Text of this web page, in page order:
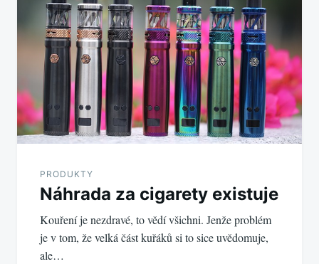
příspěvek
PRODUKTY
Náhrada za cigarety existuje
Kouření je nezdravé, to vědí všichni. Jenže problém
je v tom, že velká část kuřáků si to sice uvědomuje,
ale…